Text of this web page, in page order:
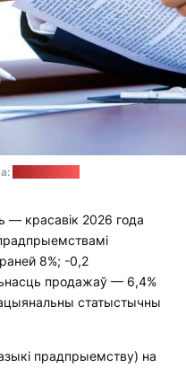
— красавік 2026 года
8%; -0,2
продажаў — 6,4%
статыстычны
прадпрыемству) на